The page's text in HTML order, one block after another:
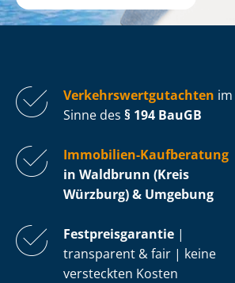
Ver­kehrs­wert­gut­ach­ten im
Sinne des § 194 BauGB
Immobilien-Kaufberatung
in Waldbrunn (Kreis
Würzburg) & Umgebung
Fest­preis­ga­ran­tie |
transparent & fair | keine
versteckten Kosten